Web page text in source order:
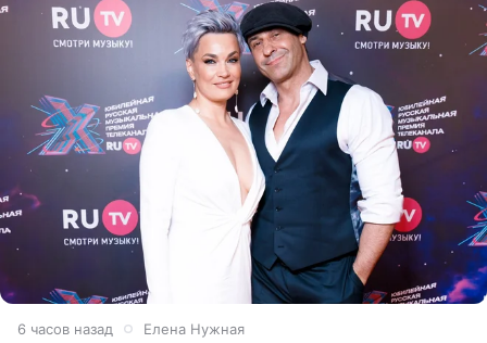
6 часов назад Елена Нужная